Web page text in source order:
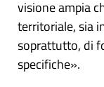
visione ampia
territoriale, sia
soprattutto, di
specifiche».